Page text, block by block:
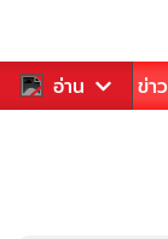
อ่าน
ฬา ข่าว ข่า